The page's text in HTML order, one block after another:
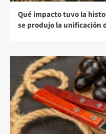
Qué impacto tuvo la
se produjo la unificación